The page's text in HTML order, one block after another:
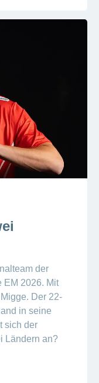
der
EM 2026. Mit
Der 22-
in seine
sich der
Ländern an?